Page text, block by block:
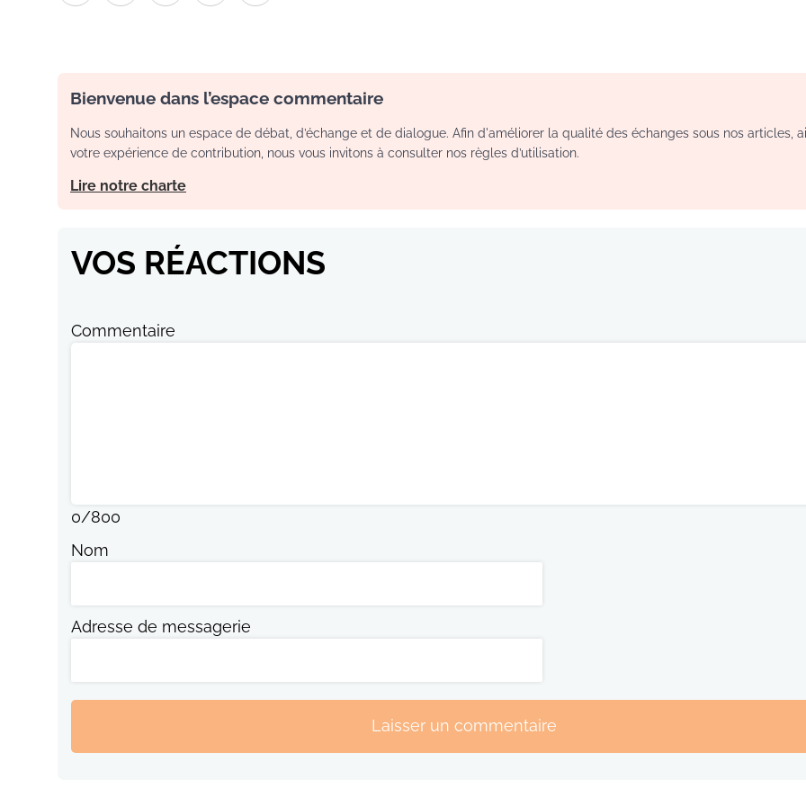
Bienvenue dans l’espace commentaire
Nous souhaitons un espace de débat, d’échange et de dialogue. Afin d'améliorer la qualité des échanges sous nos articles,
votre expérience de contribution, nous vous invitons à consulter nos règles d’utilisation.
Lire notre charte
VOS RÉACTIONS
Commentaire
0/800
Nom
Adresse de messagerie
Laisser un commentaire